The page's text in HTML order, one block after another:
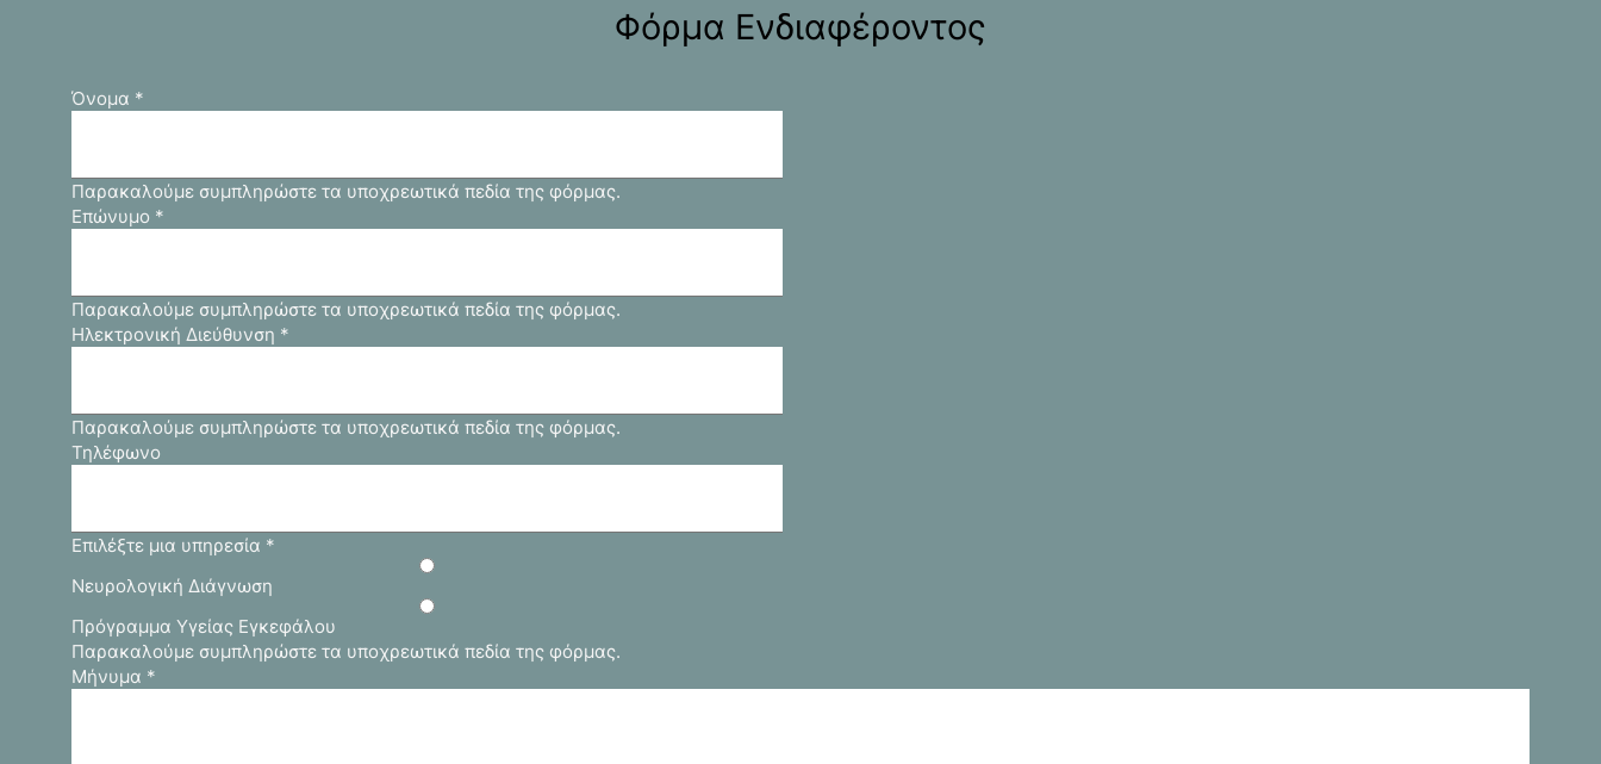
Φόρμα Ενδιαφέροντος
Όνομα *
Παρακαλούμε συμπληρώστε τα υποχρεωτικά πεδία της φόρμας.
Επώνυμο *
Παρακαλούμε συμπληρώστε τα υποχρεωτικά πεδία της φόρμας.
Ηλεκτρονική Διεύθυνση *
Παρακαλούμε συμπληρώστε τα υποχρεωτικά πεδία της φόρμας.
Τηλέφωνο
Επιλέξτε μια υπηρεσία *
Νευρολογική Διάγνωση
Πρόγραμμα Υγείας Εγκεφάλου
Παρακαλούμε συμπληρώστε τα υποχρεωτικά πεδία της φόρμας.
Μήνυμα *